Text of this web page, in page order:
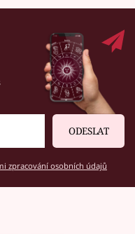
ODESLAT
zpracování osobních údajů